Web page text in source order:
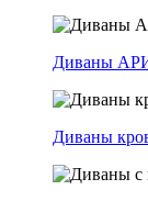
Диваны
Диваны